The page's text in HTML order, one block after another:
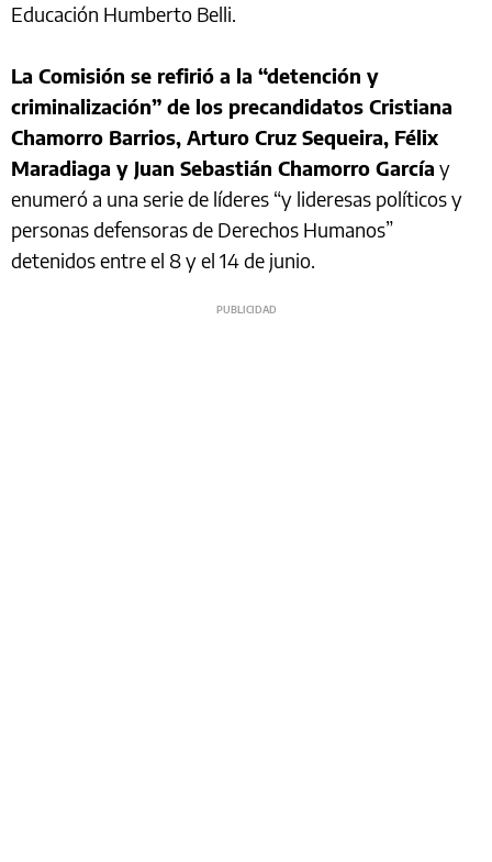
Educación Humberto Belli.
La Comisión se refirió a la “detención y
criminalización” de los precandidatos Cristiana
Chamorro Barrios, Arturo Cruz Sequeira, Félix
Maradiaga y Juan Sebastián Chamorro García y
enumeró a una serie de líderes “y lideresas políticos y
personas defensoras de Derechos Humanos”
detenidos entre el 8 y el 14 de junio.